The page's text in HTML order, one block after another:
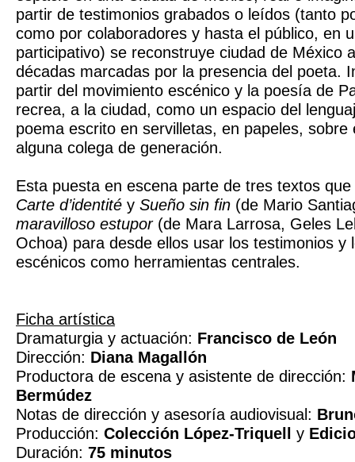
partir de testimonios grabados o leídos (tanto
como por colaboradores y hasta el público, en
participativo) se reconstruye ciudad de México
décadas marcadas por la presencia del poeta.
partir del movimiento escénico y la poesía de
recrea, a la ciudad, como un espacio del
poema escrito en servilletas, en papeles, sobre
alguna colega de generación.
Esta puesta en escena parte de tres textos
Carte d’identité y Sueño sin fin (de Mario
maravilloso estupor(de Mara Larrosa, Geles
Ochoa) para desde ellos usar los testimonios y
escénicos como herramientas centrales.
Ficha artística
Dramaturgia y actuación: Francisco de León
Dirección: Diana Magallón
Productora de escena y asistente de dirección:
Bermúdez
Notas de dirección y asesoría audiovisual:
Producción: Colección López-Triquell y
Duración: 75 minutos